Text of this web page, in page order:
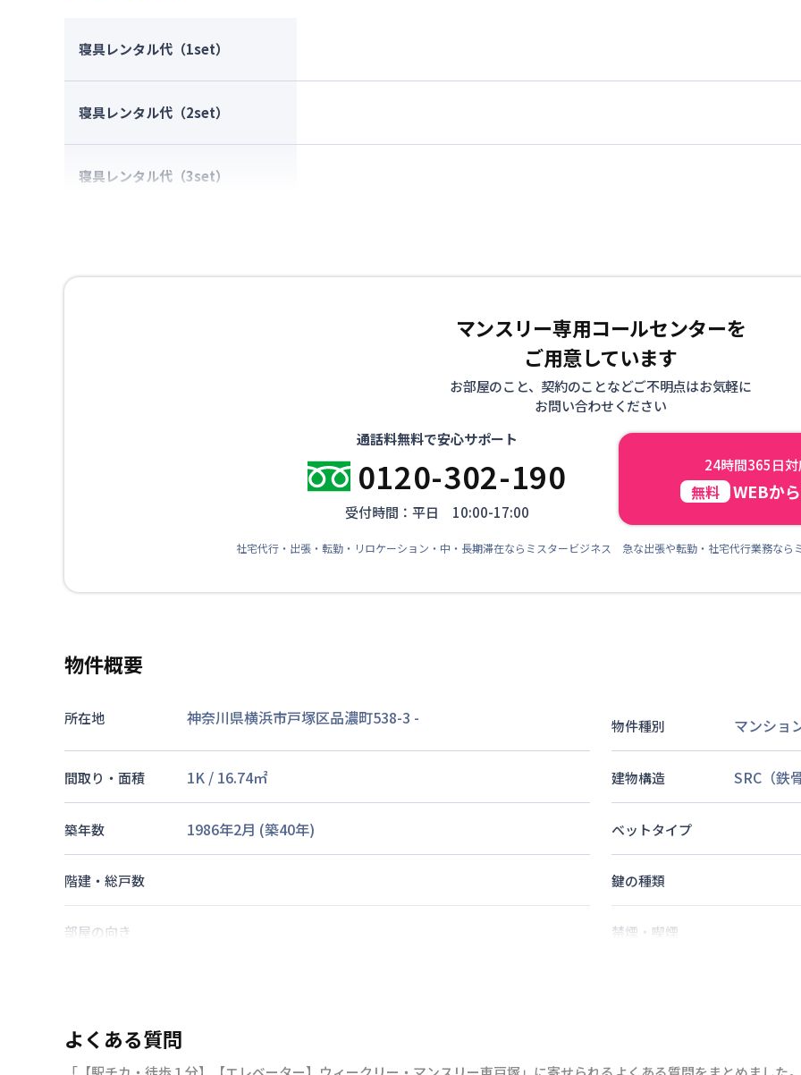
寝具レンタル代（1set）
寝具レンタル代（2set）
寝具レンタル代（3set）
マンスリー専用コールセンターを
ご用意しています
お部屋のこと、契約のことなどご不明点はお気軽に
お問い合わせください
通話料無料で安心サポート
0120-302-190
受付時間：平日 10:00-17:00
24時間365日
無料 WEBか
社宅代行・出張・転勤・リロケーション・中・長期滞在ならミスタービジネス 急な出張や転勤・社宅代行業務なら
物件概要
所在地 神奈川県横浜市戸塚区品濃町538-3 - 物件種別 マンショ
間取り・面積 1K / 16.74㎡ 建物構造 SRC（鉄
築年数 1986年2月 (築40年) ベットタイプ
階建・総戸数 鍵の種類
部屋の向き 禁煙・喫煙
駐車場
よくある質問